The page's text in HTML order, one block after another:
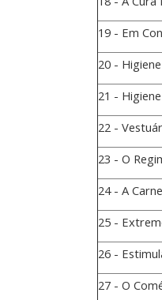
19 - Em
20 -
21 -
22 -
23 - O
24 - A
25 -
26 -
27 - O